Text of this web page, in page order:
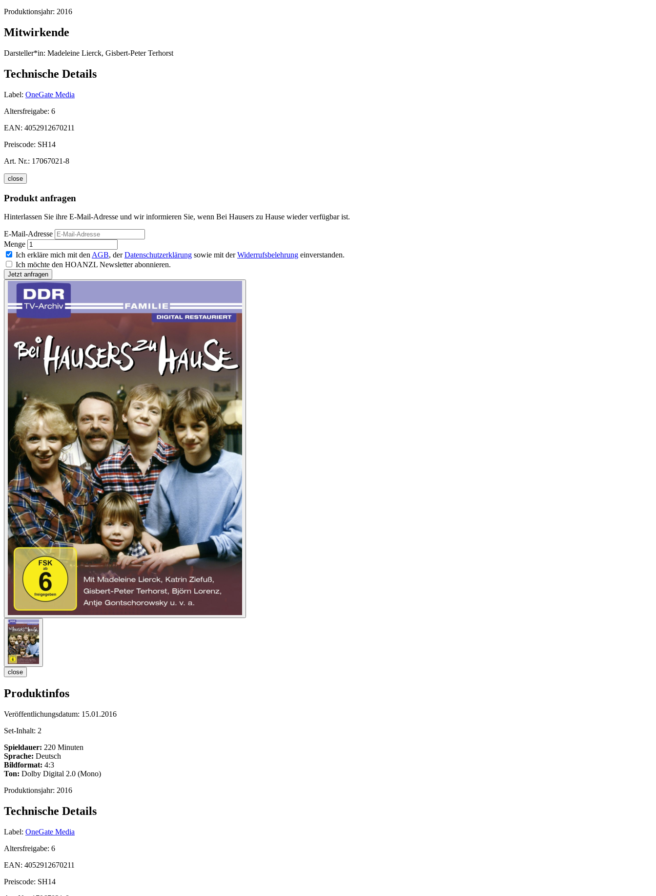
Produktionsjahr: 2016
Mitwirkende
Darsteller*in: Madeleine Lierck, Gisbert-Peter Terhorst
Technische Details
Label: OneGate Media
Altersfreigabe: 6
EAN: 4052912670211
Preiscode: SH14
Art. Nr.: 17067021-8
close
Produkt anfragen
Hinterlassen Sie ihre E-Mail-Adresse und wir informieren Sie, wenn Bei Hausers zu Hause wieder verfügbar ist.
E-Mail-Adresse
Menge
Ich erkläre mich mit den AGB, derDatenschutzerklärung sowie mit derWiderrufsbelehrung einverstanden.
Ich möchte den HOANZL Newsletter abonnieren.
close
Produktinfos
Veröffentlichungsdatum: 15.01.2016
Set-Inhalt: 2
Spieldauer: 220 Minuten
Sprache: Deutsch
Bildformat: 4:3
Ton: Dolby Digital 2.0 (Mono)
Produktionsjahr: 2016
Technische Details
Label: OneGate Media
Altersfreigabe: 6
EAN: 4052912670211
Preiscode: SH14